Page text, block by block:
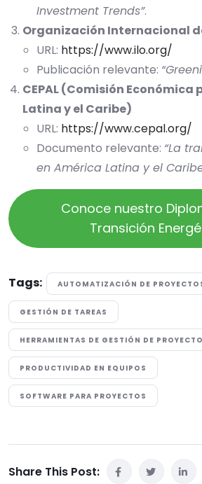
Investment Trends”.
Organización Internacional
URL: https://www.ilo.org/
Publicación relevante:
CEPAL (Comisión Económica
Latina y el Caribe)
URL: https://www.cepal.org/
Documento relevante: “La
en América Latina y el
Conoce nuestro
Transición
Tags: AUTOMATIZACIÓN DE
GESTIÓN DE TAREAS
HERRAMIENTAS DE GESTIÓN DE
PRODUCTIVIDAD EN EQUIPOS
SOFTWARE PARA PROYECTOS
Share This Post: